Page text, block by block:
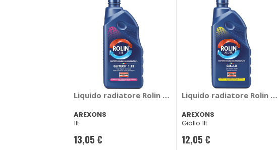
Liquido radiatore Rolin Alux Glitech 1.13 - AREXONS
AREXONS
1lt
13,05 €
Liquido radiatore Rolin
AREXONS
Giallo 1lt
12,05 €